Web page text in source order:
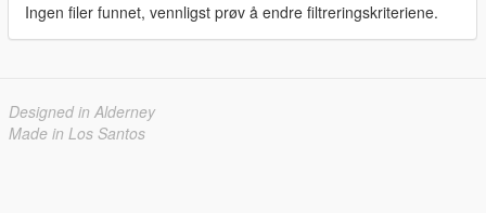
Ingen filer funnet, vennligst prøv å endre filtreringskriteriene.
Designed in Alderney
Made in Los Santos